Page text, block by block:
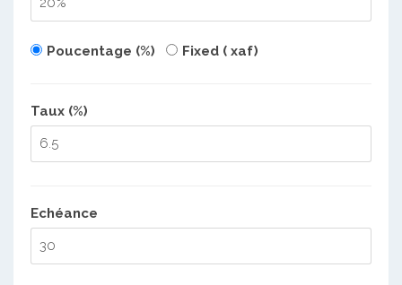
Poucentage (%) Fixed ( xaf)
Taux (%)
Echéance